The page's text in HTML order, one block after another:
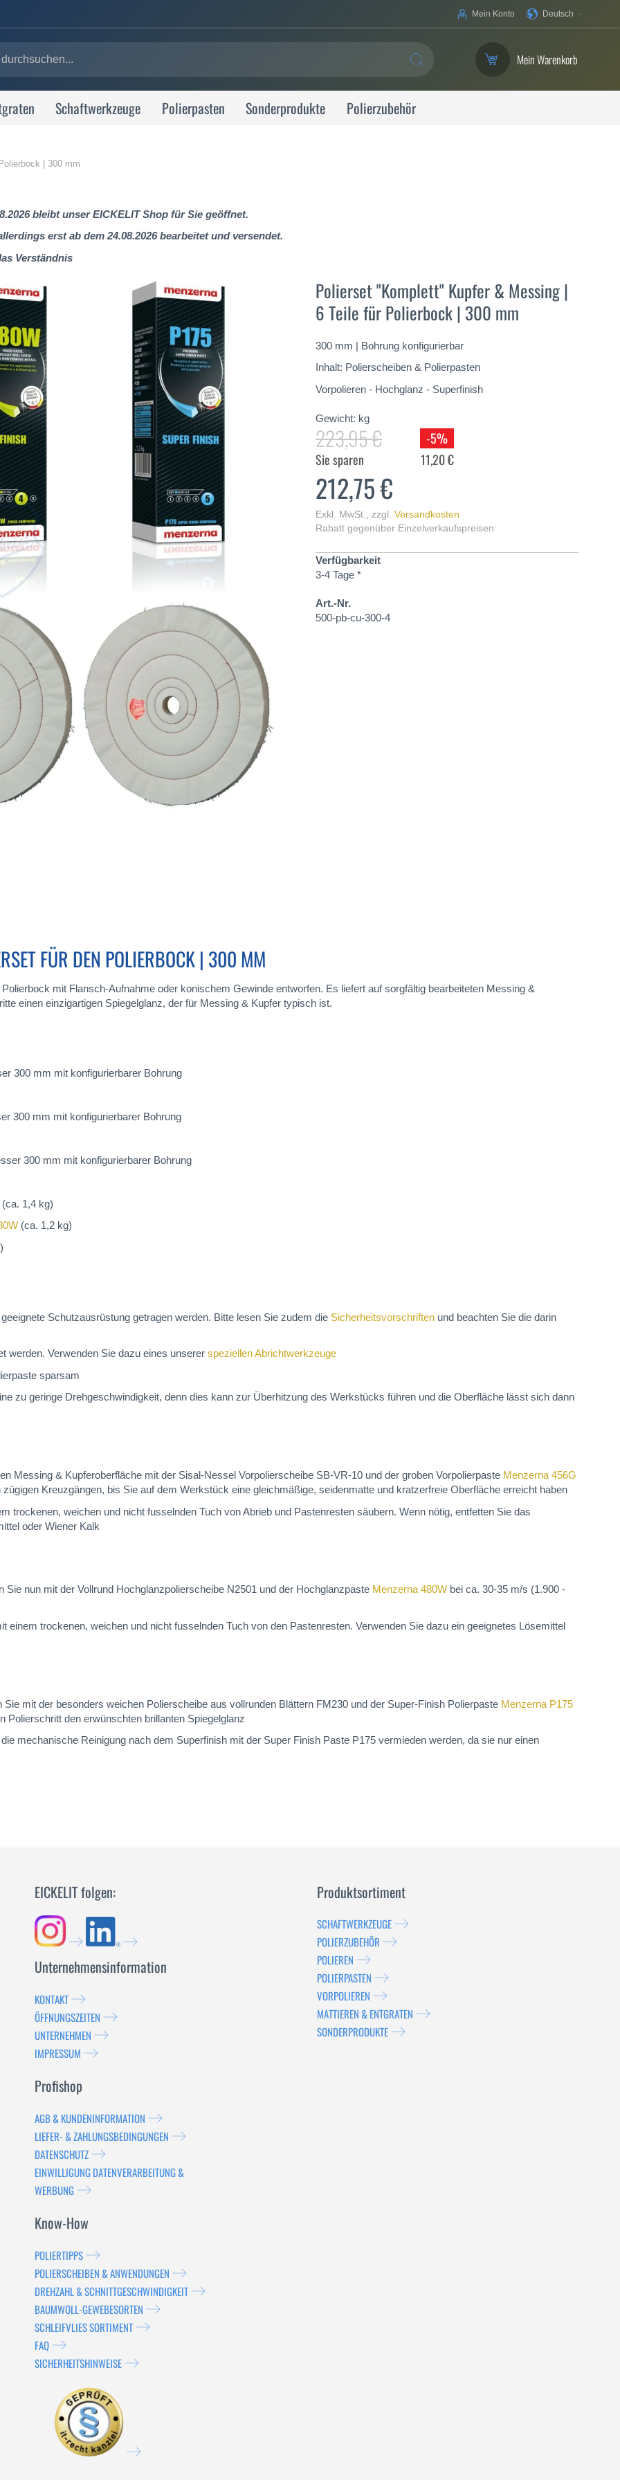
Ihre
Deutsch
Mein Konto
SUCHE Mein Warenkorb
Schaftwerkzeuge Polierpasten Sonderprodukte Polierzubehör
| 300 mm
bleibt unser EICKELIT Shop für Sie geöffnet.
erst ab dem 24.08.2026 bearbeitet und versendet.
Verständnis
Polierset "Komplett" Kupfer & Messing |
6 Teile für Polierbock | 300 mm
300 mm | Bohrung konfigurierbar
Inhalt: Polierscheiben & Polierpasten
Vorpolieren - Hochglanz - Superfinish
Gewicht: kg
223,95 €
-5%
Sie sparen
11,20 €
212,75 €
Exkl. MwSt. zzgl. Versandkosten
Rabatt gegenüber Einzelverkaufspreisen
Verfügbarkeit
3-4 Tage *
Art.-Nr.
500-pb-cu-300-4
FÜR DEN POLIERBOCK | 300 MM
mit Flansch-Aufnahme oder konischem Gewinde entworfen. Es liefert auf sorgfältig bearbeiteten Messing &
einen einzigartigen Spiegelglanz, der für Messing & Kupfer typisch ist.
300 mm mit konfigurierbarer Bohrung
300 mm mit konfigurierbarer Bohrung
300 mm mit konfigurierbarer Bohrung
(ca. 1,4 kg)
(ca. 1,2 kg)
Schutzausrüstung getragen werden. Bitte lesen Sie zudem die Sicherheitsvorschriften und beachten Sie die darin
werden. Verwenden Sie dazu eines unserer speziellen Abrichtwerkzeuge
sparsam
zu geringe Drehgeschwindigkeit, denn dies kann zur Überhitzung des Werkstücks führen und die Oberfläche lässt sich dann
Messing & Kupferoberfläche mit der Sisal-Nessel Vorpolierscheibe SB-VR-10 und der groben Vorpolierpaste Menzerna 456G
Kreuzgängen, bis Sie auf dem Werkstück eine gleichmäßige, seidenmatte und kratzerfreie Oberfläche erreicht haben
trockenen, weichen und nicht fusselnden Tuch von Abrieb und Pastenresten säubern. Wenn nötig, entfetten Sie das
oder Wiener Kalk
Sie nun mit der Vollrund Hochglanzpolierscheibe N2501 und der Hochglanzpaste Menzerna 480W bei ca. 30-35 m/s (1.900 -
einem trockenen, weichen und nicht fusselnden Tuch von den Pastenresten. Verwenden Sie dazu ein geeignetes Lösemittel
mit der besonders weichen Polierscheibe aus vollrunden Blättern FM230 und der Super-Finish Polierpaste Menzerna P175
den erwünschten brillanten Spiegelglanz
mechanische Reinigung nach dem Superfinish mit der Super Finish Paste P175 vermieden werden, da sie nur einen
EICKELIT folgen:
Unternehmensinformation
KONTAKT
ÖFFNUNGSZEITEN
UNTERNEHMEN
IMPRESSUM
Profishop
AGB & KUNDENINFORMATION
LIEFER- & ZAHLUNGSBEDINGUNGEN
DATENSCHUTZ
EINWILLIGUNG DATENVERARBEITUNG &
WERBUNG
Know-How
POLIERTIPPS
POLIERSCHEIBEN & ANWENDUNGEN
DREHZAHL & SCHNITTGESCHWINDIGKEIT
BAUMWOLL-GEWEBESORTEN
SCHLEIFVLIES SORTIMENT
FAQ
SICHERHEITSHINWEISE
Produktsortiment
SCHAFTWERKZEUGE
POLIERZUBEHÖR
POLIEREN
POLIERPASTEN
VORPOLIEREN
MATTIEREN & ENTGRATEN
SONDERPRODUKTE